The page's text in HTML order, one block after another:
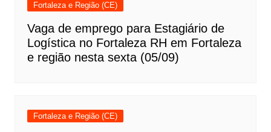
Fortaleza e Região (CE)
Vaga de emprego para Estagiário de
Logística no Fortaleza RH em Fortaleza
e região nesta sexta (05/09)
Fortaleza e Região (CE)